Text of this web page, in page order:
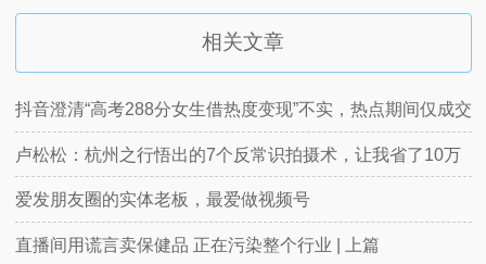
相关文章
抖音澄清“高考288分女生借热度变现”不实，热点期间仅成交
16单
卢松松：杭州之行悟出的7个反常识拍摄术，让我省了10万
爱发朋友圈的实体老板，最爱做视频号
直播间用谎言卖保健品 正在污染整个行业 | 上篇